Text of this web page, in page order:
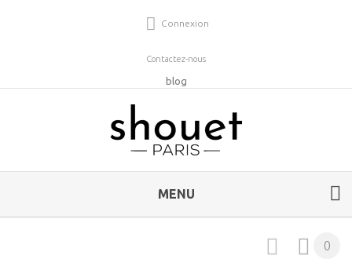
Connexion
Contactez-nous
blog
MENU
0